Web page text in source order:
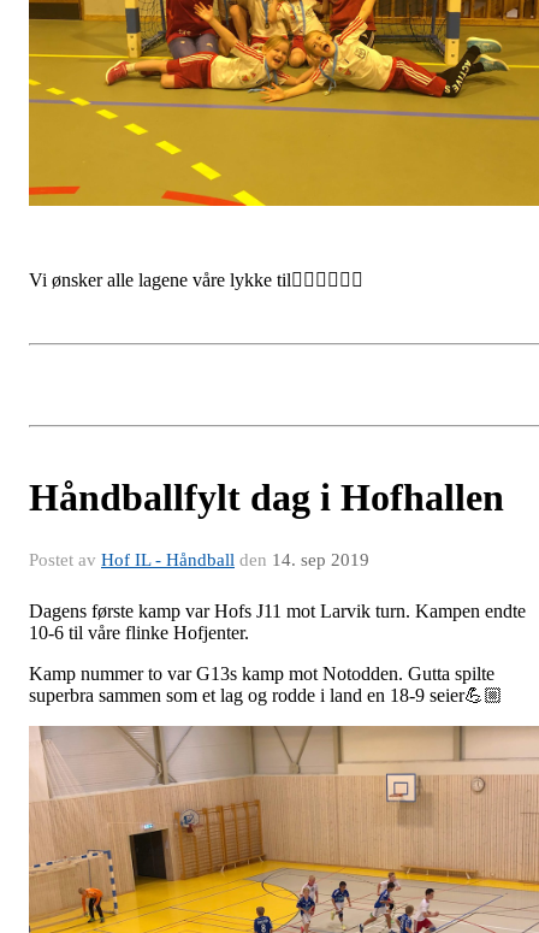
Vi ønsker alle lagene våre lykke til🤾🏼‍♂️🤾🏼‍♀️
Håndballfylt dag i Hofhallen
Postet av Hof IL - Håndball den 14. sep 2019
Dagens første kamp var Hofs J11 mot Larvik turn. Kampen endte
10-6 til våre flinke Hofjenter.
Kamp nummer to var G13s kamp mot Notodden. Gutta spilte
superbra sammen som et lag og rodde i land en 18-9 seier💪🏼